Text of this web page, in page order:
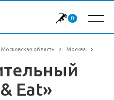
0
Московская область Москва
Eat»